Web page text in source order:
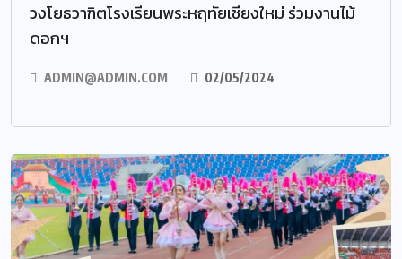
วงโยธวาฑิตโรงเรียนพระหฤทัยเชียงใหม่ ร่วมงานไม้
ดอกฯ
ADMIN@ADMIN.COM 02/05/2024